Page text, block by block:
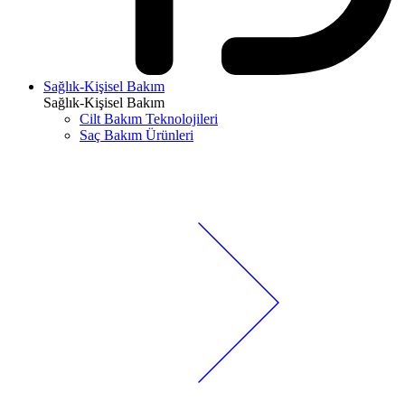
Sağlık-Kişisel Bakım
Sağlık-Kişisel Bakım
Cilt Bakım Teknolojileri
Saç Bakım Ürünleri